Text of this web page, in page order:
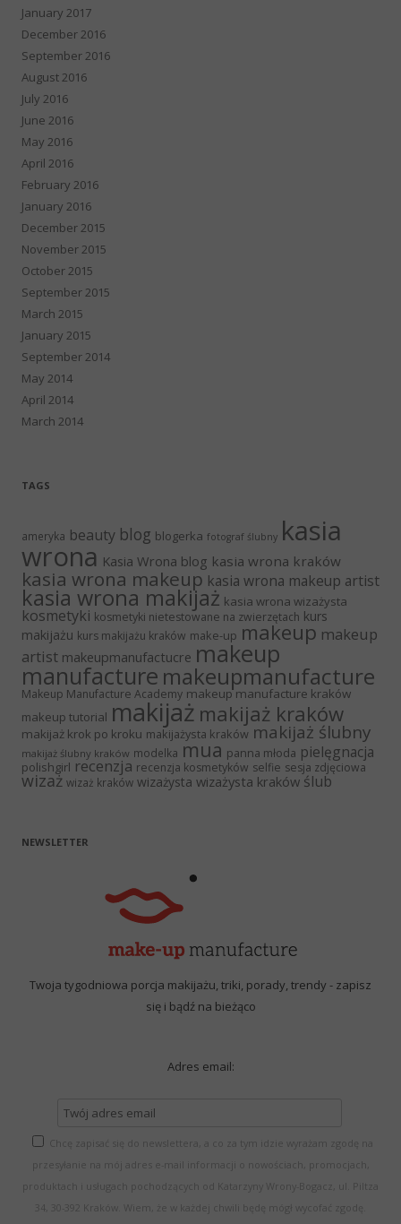
January 2017
December 2016
September 2016
August 2016
July 2016
June 2016
May 2016
April 2016
February 2016
January 2016
December 2015
November 2015
October 2015
September 2015
March 2015
January 2015
September 2014
May 2014
April 2014
March 2014
TAGS
ameryka beauty blog blogerka fotograf ślubny kasia
wrona Kasia Wrona blog kasia wrona kraków
kasia wrona makeup kasia wrona makeup artist
kasia wrona makijaż kasia wrona wizażysta
kosmetyki kosmetyki nietestowane na zwierzętach kurs
makijażu kurs makijażu kraków make-up makeup makeup
artist makeupmanufactucre makeup
manufacture makeupmanufacture
Makeup Manufacture Academy makeup manufacture kraków
makeup tutorial makijaż makijaż kraków
makijaż krok po kroku makijażysta kraków makijaż ślubny
makijaż ślubny kraków modelka mua panna młoda pielęgnacja
polishgirl recenzja recenzja kosmetyków selfie sesja zdjęciowa
wizaż wizaż kraków wizażysta wizażysta kraków ślub
NEWSLETTER
Twoja tygodniowa porcja makijażu, triki, porady, trendy - zapisz
się i bądź na bieżąco
Adres email:
Chcę zapisać się do newslettera, a co za tym idzie wyrażam zgodę na
przesyłanie na mój adres e-mail informacji o nowościach, promocjach,
produktach i usługach pochodzących od Katarzyny Wrony-Bogacz, ul. Piltza
34, 30-392 Kraków. Wiem, że w każdej chwili będę mógł wycofać zgodę.